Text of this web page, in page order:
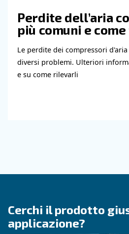
Leggi gli
CONOSCERE L'ARIA